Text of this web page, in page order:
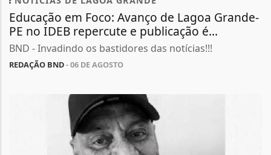
Educação em Foco: Avanço de Lagoa Grande-
PE no IDEB repercute e publicação é...
BND - Invadindo os bastidores das notícias!!!
REDAÇÃO BND- 06 DE AGOSTO